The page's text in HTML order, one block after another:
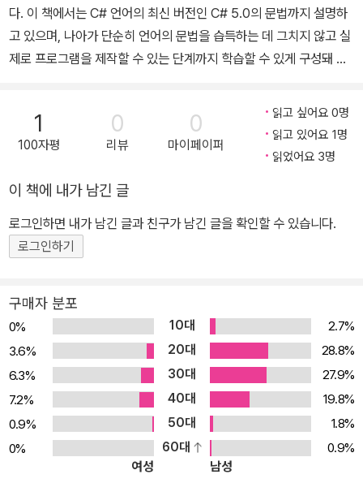
다. 이 책에서는 C# 언어의 최신 버전인 C# 5.0의 문법까지 설명하
고 있으며, 나아가 단순히 언어의 문법을 습득하는 데 그치지 않고 실
제로 프로그램을 제작할 수 있는 단계까지 학습할 수 있게 구성돼 있
음을 의미한다. 그렇기 때문에 코딩을 통해 어떤 프로그램을 만들 수
있느냐로 자연스럽게 관심이 모아진다. 이 책으로 C# 언어를 배운 후
영 체제에서 실행되는 응용 프로그램 ◎ 윈도우 모바일 폰 앱 ◎ 아
두이노의 사촌격인 넷두이노용 프로그램 ◎ Robotics Developer
Studio를 이용한 로봇 제어 및 시뮬레이션 ◎ Xamarin 제품을 이용
한 아이폰/안드로이드 폰 앱 ◎ 모노 프레임워크를 이용한 리눅스용
로드 & 홈페이지] 아래 사이트에서 이 책의 소스코드를 내려받거나
책 내용에 대해 문의할 수 있다. o http://www.sysnet.pe.kr 기초
부터 실습까지 '완벽하게' 배우는 C# 프로그래밍! C#은 자바와 더불
어 현재 가장 널리 사용되는 프로그래밍 언어 중 하나다. 데스크톱에
서 시작해 서버, 웹 환경을 거쳐 모바일 플랫폼까지 C#은 종횡무진
활약하고 있다. 더불어 나날이 발전해 가는 언어 명세에 힘입어 프로
그래밍 편의성과 표현력이 점차 개선되고 있다. 『시작하세요! C# 프
로그래밍: 기본 문법부터 실전 예제까지』에서는 1.0에서 5.0에 이르
1
100자평
0
리뷰
0
마이페이퍼
읽고 싶어요 0명
읽고 있어요 1명
읽었어요 3명
이 책에 내가 남긴 글
로그인하면 내가 남긴 글과 친구가 남긴 글을 확인할 수 있습니다.
로그인하기
구매자 분포
0% 10대
2.7%
3.6%
20대
28.8%
6.3%
30대
27.9%
7.2%
40대
19.8%
0.9%
50대
1.8%
0%
60대
0.9%
여성
남성